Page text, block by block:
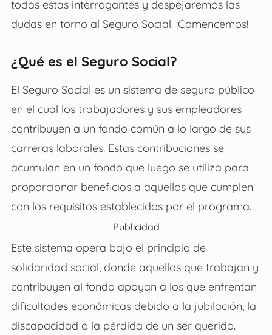
todas estas interrogantes y despejaremos las
dudas en torno al Seguro Social. ¡Comencemos!
¿Qué es el Seguro Social?
El Seguro Social es un sistema de seguro público
en el cual los trabajadores y sus empleadores
contribuyen a un fondo común a lo largo de sus
carreras laborales. Estas contribuciones se
acumulan en un fondo que luego se utiliza para
proporcionar beneficios a aquellos que cumplen
con los requisitos establecidos por el programa.
Publicidad
Este sistema opera bajo el principio de
solidaridad social, donde aquellos que trabajan y
contribuyen al fondo apoyan a los que enfrentan
dificultades económicas debido a la jubilación, la
discapacidad o la pérdida de un ser querido.